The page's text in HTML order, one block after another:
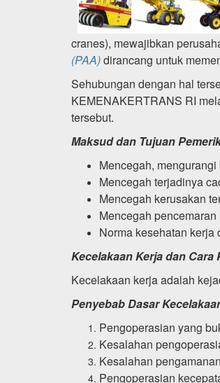
cranes), mewajibkan
(PAA)dirancang untuk
Sehubungan dengan hal
KEMENAKERTRANS RI
tersebut.
Maksud dan Tujuan
Mencegah,
Mencegah terjadinya
Mencegah kerusakan
Mencegah
Norma kesehatan
Kecelakaan Kerja dan Cara
Kecelakaan kerja adalah
Penyebab Dasar
Pengoperasian yang
Kesalahan
Kesalahan pengamanan
Pengoperasian